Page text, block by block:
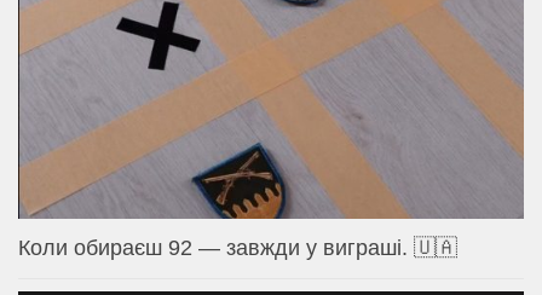
Коли обираєш 92 — завжди у виграші. 🇺🇦